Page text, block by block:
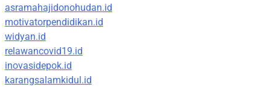
asramahajidonohudan.id
motivatorpendidikan.id
widyan.id
relawancovid19.id
inovasidepok.id
karangsalamkidul.id